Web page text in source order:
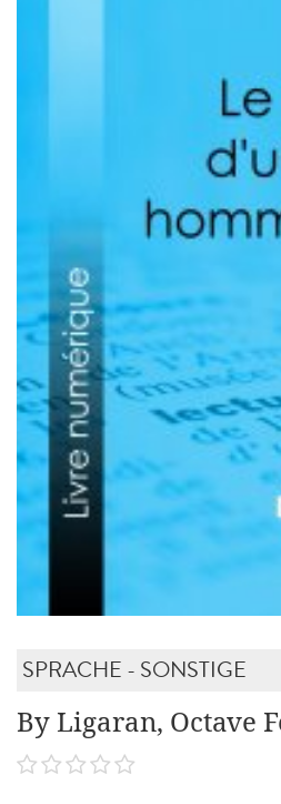
SPRACHE - SONSTIGE
By Ligaran, Octave